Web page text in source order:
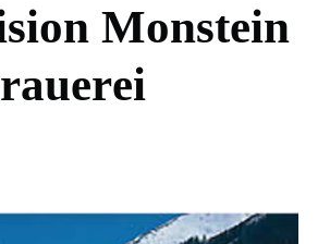
sion Monstein
rauerei